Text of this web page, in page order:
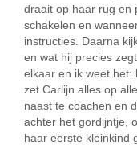
draait op haar rug en
schakelen en
instructies. Daarna
en wat hij precies
elkaar en ik weet
zet Carlijn alles op
naast te coachen en
achter het gordijntje,
haar eerste kleinkind